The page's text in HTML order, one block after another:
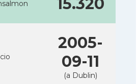
2005-
09-11
(a Dublin)